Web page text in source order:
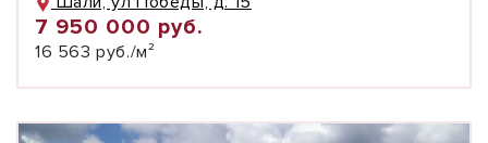
7 950 000 руб.
16 563 руб./м²